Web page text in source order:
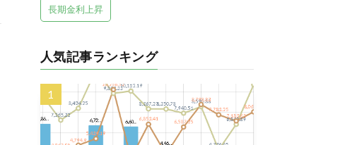
長期金利上昇
人気記事ランキング